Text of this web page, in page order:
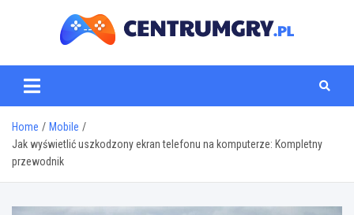
centrumgry.pl
Home
Mobile
Jak wyświetlić uszkodzony ekran telefonu na komputerze: Kompletny
przewodnik